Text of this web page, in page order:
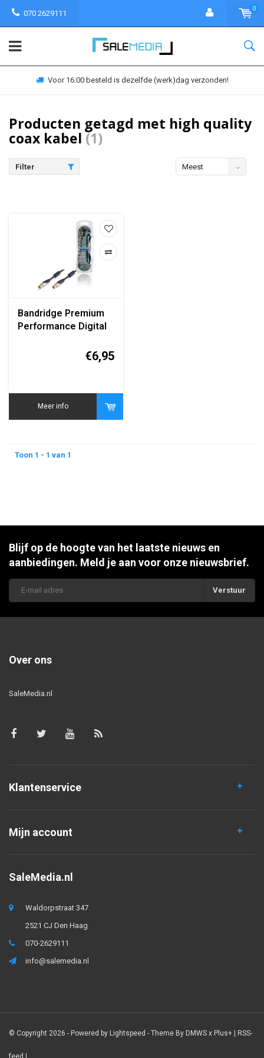
070 2629111
0
Voor 16:00 besteld is dezelfde (werk)dag verzonden!
Producten getagd met high quality
coax kabel(1)
Filter
Meest
Bandridge Premium
Performance Digital
€6,95
Meer info
Toon 1 - 1 van 1
Blijf op de hoogte van het laatste nieuws en
aanbiedingen. Meld je aan voor onze nieuwsbrief.
Verstuur
Over ons
SaleMedia.nl
Klantenservice
Mijn account
SaleMedia.nl
Waldorpstraat 347
2521 CJ Den Haag
070-2629111
info@salemedia.nl
© Copyright 2026 - Powered by Lightspeed - Theme By DMWS x Plus+ | RSS-
feed |